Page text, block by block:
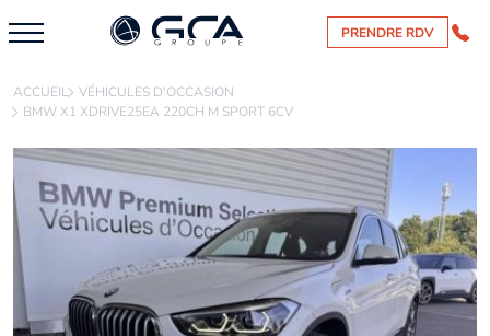
PRENDRE RDV
ACCUEIL VÉHICULES D'OCCASION
BMW X1 XDRIVE25EA 220CH M SPORT 6CV